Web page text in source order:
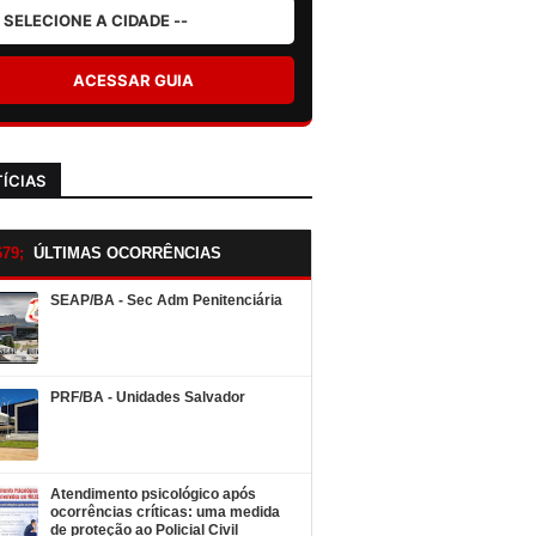
ACESSAR GUIA
ÚLTIMAS OCORRÊNCIAS
SEAP/BA - Sec Adm Penitenciária
PRF/BA - Unidades Salvador
Atendimento psicológico após
ocorrências críticas: uma medida
de proteção ao Policial Civil